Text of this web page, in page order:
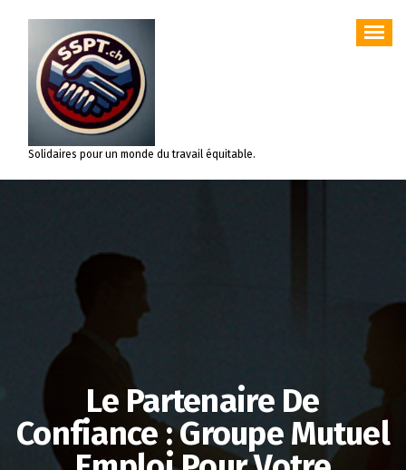
contenu
Solidaires pour un monde du travail équitable.
Le Partenaire De
Confiance : Groupe Mutuel